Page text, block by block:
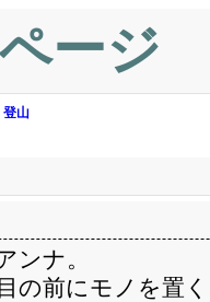
ージ
登山
ンナ。
の前にモノを置